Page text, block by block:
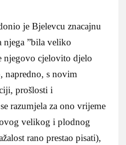
je Bjelevcu znacajnu
njega ”bila veliko
njegovo cjelovito djelo
napredno, s novim
prošlosti i
razumjela za ono vrijeme
velikog i plodnog
rano prestao pisati),